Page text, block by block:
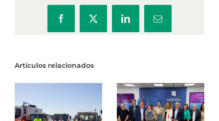
FacebookX LinkedInCorreo
electrónico
Artículos relacionados